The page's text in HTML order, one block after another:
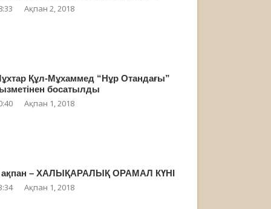
Ақпан 2, 2018
Құл-Мұхаммед “Нұр Отандағы”
босатылды
Ақпан 1, 2018
ақпан – ХАЛЫҚАРАЛЫҚ ОРАМАЛ КҮНІ
Ақпан 1, 2018